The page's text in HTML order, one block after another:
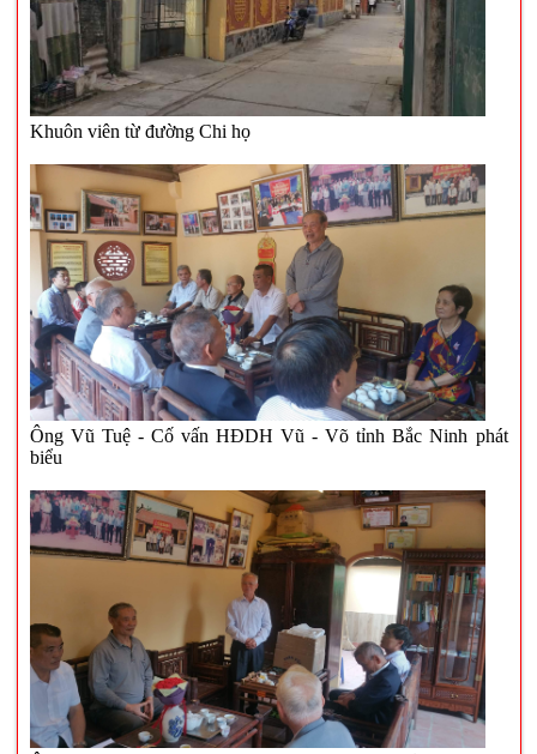
Khuôn viên từ đường Chi họ
Ông Vũ Tuệ - Cố vấn HĐDH Vũ - Võ tỉnh Bắc Ninh phát
biểu